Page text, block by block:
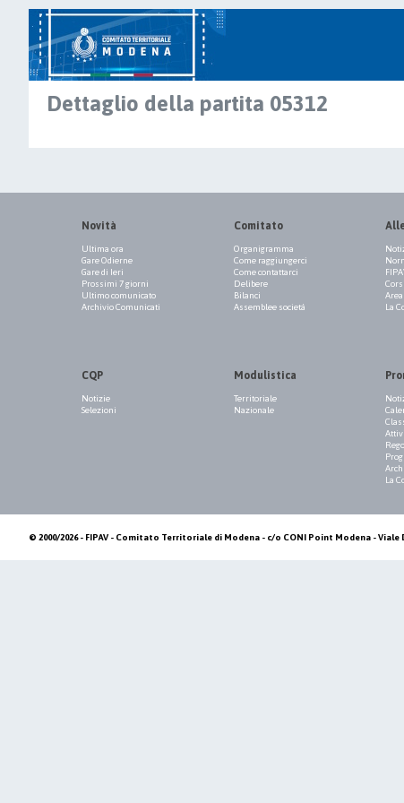
Dettaglio della partita 05312
Novità
Ultima ora
Gare Odierne
Gare di Ieri
Prossimi 7 giorni
Ultimo comunicato
Archivio Comunicati
Comitato
Organigramma
Come raggiungerci
Come contattarci
Delibere
Bilanci
Assemblee società
Corsi
La
CQP
Notizie
Selezioni
Modulistica
Territoriale
Nazionale
La
© 2000/2026 - FIPAV - Comitato Territoriale di Modena - c/o CONI Point Modena - Viale